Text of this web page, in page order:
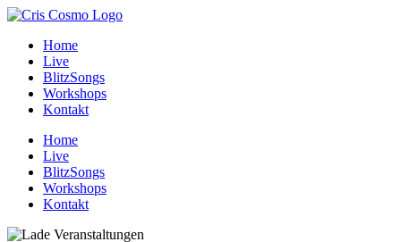
Zum
springenHome
Live
BlitzSongs
Workshops
Kontakt
Home
Live
BlitzSongs
Workshops
Kontakt